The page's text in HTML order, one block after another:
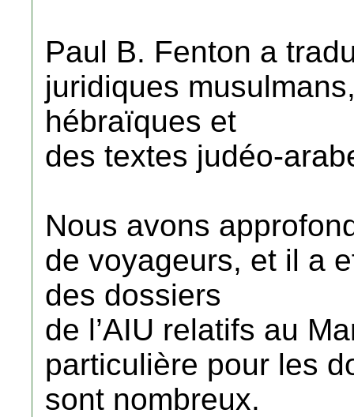
Paul B. Fenton a
juridiques
hébraïques et
des textes judéo-
Nous avons
de voyageurs, et il a
des dossiers
de l’AIU relatifs au
particulière pour les
sont nombreux.